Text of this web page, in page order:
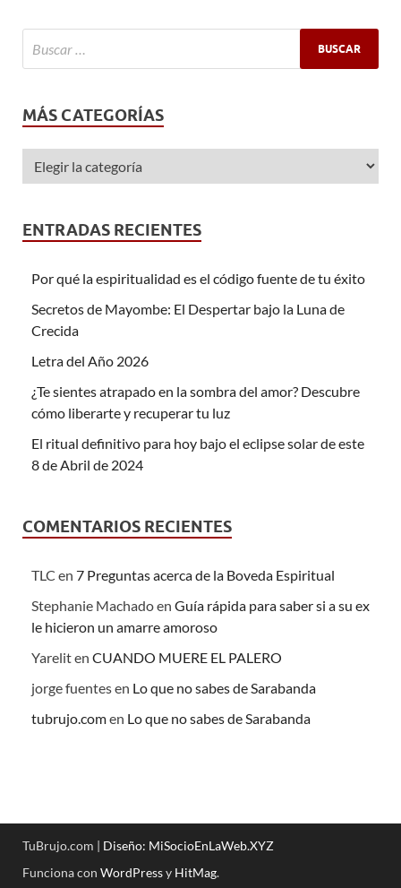
MÁS CATEGORÍAS
ENTRADAS RECIENTES
Por qué la espiritualidad es el código fuente de tu éxito
Secretos de Mayombe: El Despertar bajo la Luna de
Crecida
Letra del Año 2026
¿Te sientes atrapado en la sombra del amor? Descubre
cómo liberarte y recuperar tu luz
El ritual definitivo para hoy bajo el eclipse solar de este
8 de Abril de 2024
COMENTARIOS RECIENTES
TLC en 7 Preguntas acerca de la Boveda Espiritual
Stephanie Machadoen Guía rápida para saber si a su ex
le hicieron un amarre amoroso
Yareliten CUANDO MUERE EL PALERO
jorge fuentesen Lo que no sabes de Sarabanda
tubrujo.comen Lo que no sabes de Sarabanda
TuBrujo.com | Diseño: MiSocioEnLaWeb.XYZ
Funciona con WordPressy HitMag.